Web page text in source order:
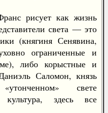
рисует как жизнь
света — это
(княгиня Сенявина,
ограниченные и
либо корыстные и
Саломон, князь
свете
культура, здесь все